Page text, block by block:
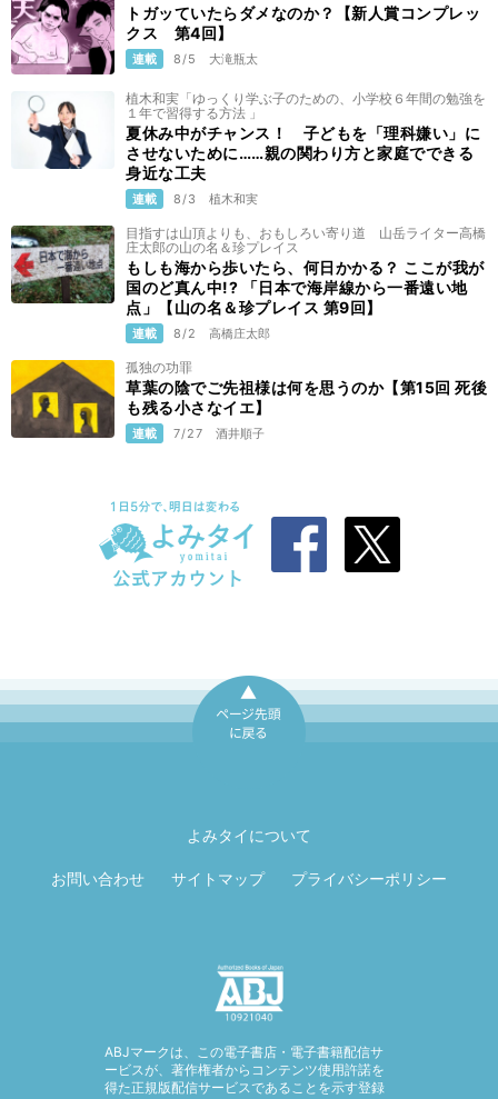
トガッていたらダメなのか？【新人賞コンプレッ
クス 第4回】
連載 8/5 大滝瓶太
植木和実「ゆっくり学ぶ子のための、小学校６年間の勉強を
１年で習得する方法 」
夏休み中がチャンス！ 子どもを「理科嫌い」に
させないために……親の関わり方と家庭でできる
身近な工夫
連載 8/3 植木和実
目指すは山頂よりも、おもしろい寄り道 山岳ライター高橋
庄太郎の山の名＆珍プレイス
もしも海から歩いたら、何日かかる？ ここが我が
国のど真ん中!? 「日本で海岸線から一番遠い地
点」【山の名＆珍プレイス 第9回】
連載 8/2 高橋庄太郎
孤独の功罪
草葉の陰でご先祖様は何を思うのか【第15回 死後
も残る小さなイエ】
連載 7/27 酒井順子
よみタイについて
お問い合わせ サイトマップ プライバシーポリシー
ABJマークは、この電子書店・電子書籍配信サ
ービスが、著作権者からコンテンツ使用許諾を
得た正規版配信サービスであることを示す登録